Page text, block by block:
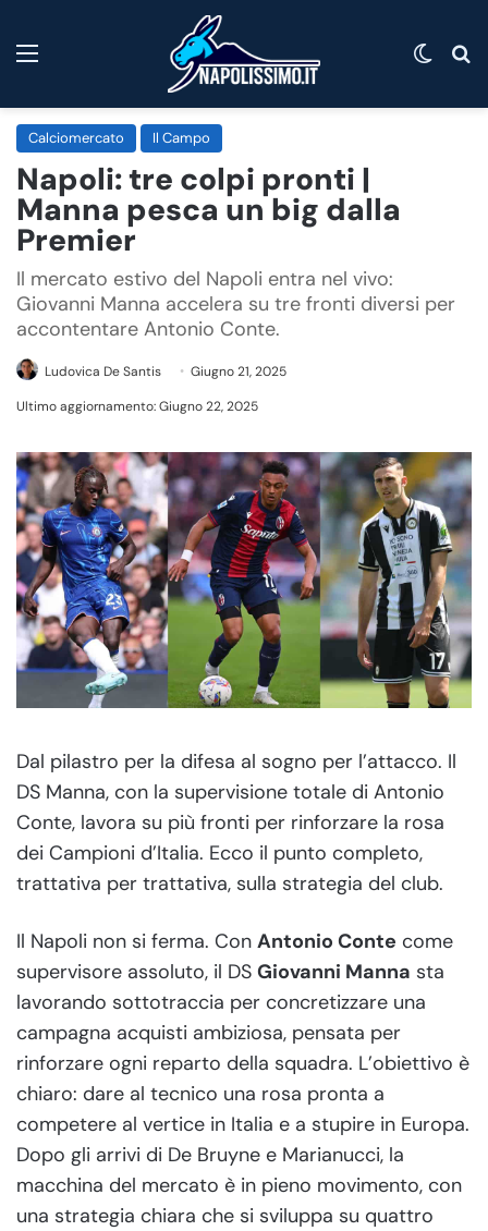
Calciomercato Il Campo
Napoli: tre colpi pronti |
Manna pesca un big dalla
Premier
Il mercato estivo del Napoli entra nel vivo:
Giovanni Manna accelera su tre fronti diversi per
accontentare Antonio Conte.
Ludovica De Santis
Giugno 21, 2025
Ultimo aggiornamento: Giugno 22, 2025
Dal pilastro per la difesa al sogno per l’attacco. Il
DS Manna, con la supervisione totale di Antonio
Conte, lavora su più fronti per rinforzare la rosa
dei Campioni d’Italia. Ecco il punto completo,
trattativa per trattativa, sulla strategia del club.
Il Napoli non si ferma. Con Antonio Conte come
supervisore assoluto, il DS Giovanni Manna sta
lavorando sottotraccia per concretizzare una
campagna acquisti ambiziosa, pensata per
rinforzare ogni reparto della squadra. L’obiettivo è
chiaro: dare al tecnico una rosa pronta a
competere al vertice in Italia e a stupire in Europa.
Dopo gli arrivi di De Bruyne e Marianucci, la
macchina del mercato è in pieno movimento, con
una strategia chiara che si sviluppa su quattro